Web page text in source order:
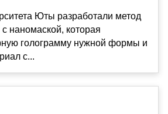
Юты разработали метод
наномаской, которая
голограмму нужной формы и
с...